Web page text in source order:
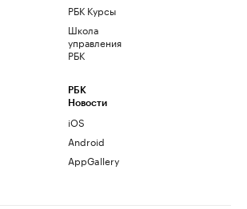
РБК Курсы
Школа
управления
РБК
РБК
Новости
iOS
Android
AppGallery